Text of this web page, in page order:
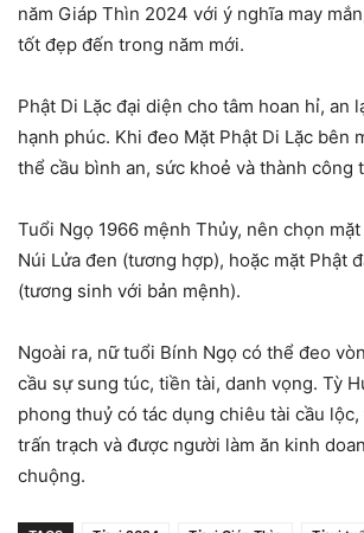
năm Giáp Thìn 2024 với ý nghĩa may
tốt đẹp đến trong năm mới.
Phật Di Lặc đại diện cho tâm hoan hỉ, an
hạnh phúc. Khi đeo Mặt Phật Di Lặc bên
thể cầu bình an, sức khoẻ và thành công
Tuổi Ngọ 1966 mệnh Thủy, nên chọn
Núi Lửa đen (tương hợp), hoặc mặt Phật
(tương sinh với bản mệnh).
Ngoài ra, nữ tuổi Bính Ngọ có thể đeo
cầu sự sung túc, tiền tài, danh vọng. Tỳ
phong thuỷ có tác dụng chiêu tài cầu
trấn trạch và được người làm ăn kinh
chuộng.